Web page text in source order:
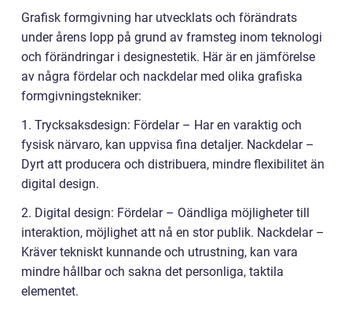
Grafisk formgivning har utvecklats och förändrats
under årens lopp på grund av framsteg inom teknologi
och förändringar i designestetik. Här är en jämförelse
av några fördelar och nackdelar med olika grafiska
formgivningstekniker:
1. Trycksaksdesign: Fördelar – Har en varaktig och
fysisk närvaro, kan uppvisa fina detaljer. Nackdelar –
Dyrt att producera och distribuera, mindre flexibilitet än
digital design.
2. Digital design: Fördelar – Oändliga möjligheter till
interaktion, möjlighet att nå en stor publik. Nackdelar –
Kräver tekniskt kunnande och utrustning, kan vara
mindre hållbar och sakna det personliga, taktila
elementet.